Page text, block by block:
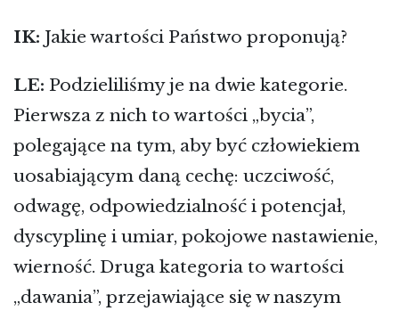
IK: Jakie wartości Państwo proponują?
LE: Podzieliliśmy je na dwie kategorie.
Pierwsza z nich to wartości „bycia”,
polegające na tym, aby być człowiekiem
uosabiającym daną cechę: uczciwość,
odwagę, odpowiedzialność i potencjał,
dyscyplinę i umiar, pokojowe nastawienie,
wierność. Druga kategoria to wartości
„dawania”, przejawiające się w naszym